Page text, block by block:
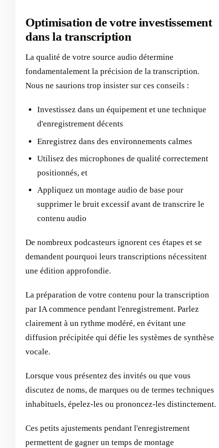
Optimisation de votre investissement
dans la transcription
La qualité de votre source audio détermine
fondamentalement la précision de la transcription.
Nous ne saurions trop insister sur ces conseils :
Investissez dans un équipement et une technique
d'enregistrement décents
Enregistrez dans des environnements calmes
Utilisez des microphones de qualité correctement
positionnés, et
Appliquez un montage audio de base pour
supprimer le bruit excessif avant de transcrire le
contenu audio
De nombreux podcasteurs ignorent ces étapes et se
demandent pourquoi leurs transcriptions nécessitent
une édition approfondie.
La préparation de votre contenu pour la transcription
par IA commence pendant l'enregistrement. Parlez
clairement à un rythme modéré, en évitant une
diffusion précipitée qui défie les systèmes de synthèse
vocale.
Lorsque vous présentez des invités ou que vous
discutez de noms, de marques ou de termes techniques
inhabituels, épelez-les ou prononcez-les distinctement.
Ces petits ajustements pendant l'enregistrement
permettent de gagner un temps de montage